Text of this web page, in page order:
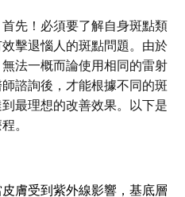
先！必須要了解自身斑點類
擊退惱人的斑點問題。由於
法一概而論使用相同的雷射
諮詢後，才能根據不同的斑
最理想的改善效果。以下是
。
膚受到紫外線影響，基底層